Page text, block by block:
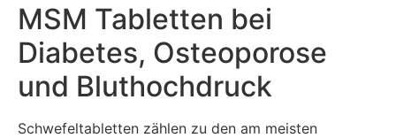
MSM Tabletten bei
Diabetes, Osteoporose
und Bluthochdruck
Schwefeltabletten zählen zu den am meisten